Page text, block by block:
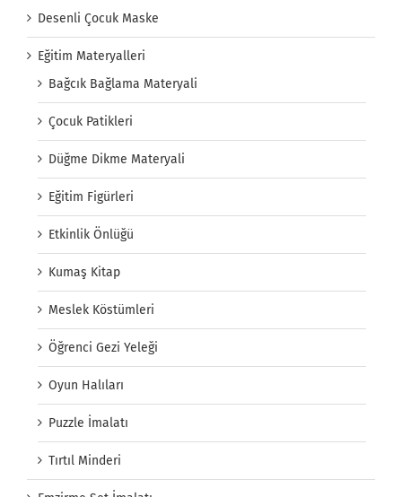
Desenli Çocuk Maske
Eğitim Materyalleri
Bağcık Bağlama Materyali
Çocuk Patikleri
Düğme Dikme Materyali
Eğitim Figürleri
Etkinlik Önlüğü
Kumaş Kitap
Meslek Köstümleri
Öğrenci Gezi Yeleği
Oyun Halıları
Puzzle İmalatı
Tırtıl Minderi